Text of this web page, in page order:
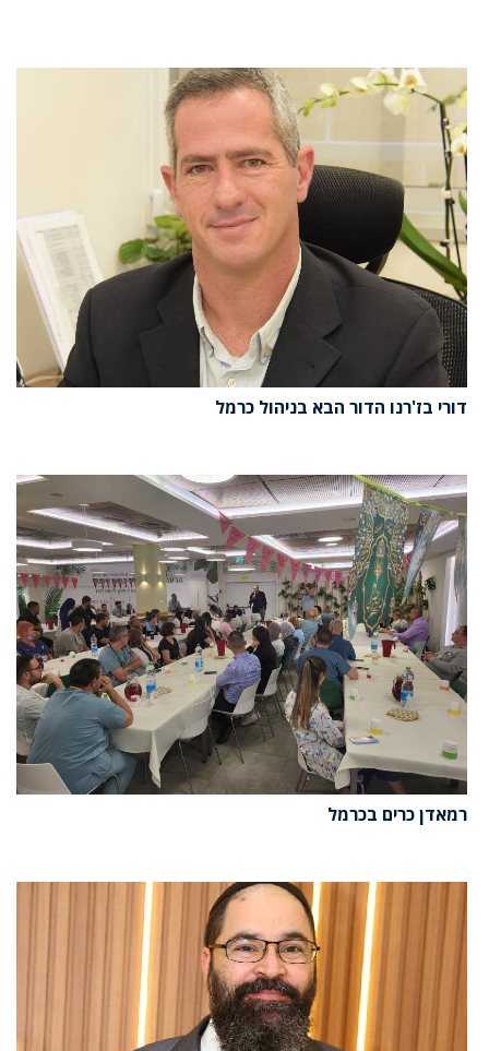
דורי בז'רנו הדור הבא בניהול כרמל
רמאדן כרים בכרמל